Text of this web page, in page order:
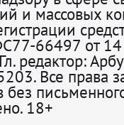
и массовых
66497 от 14
редактор:
Все права
18+